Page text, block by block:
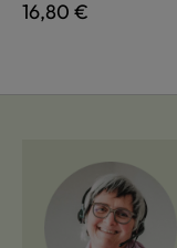
Regulärer Preis:
16,80 €